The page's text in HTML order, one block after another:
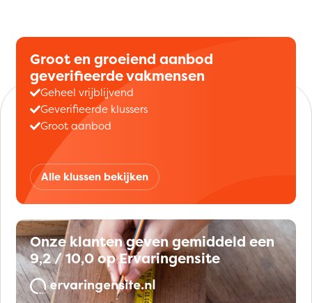
Groot en groeiend aanbod
geverifieerde vakmensen
Geheel vrijblijvend
Geverifieerde klussers
Groot aanbod
Alle klussen bekijken
Onze klanten geven gemiddeld een
9,2 / 10,0 op Ervaringensite